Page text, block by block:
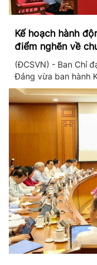
Kế hoạch hành
điểm nghẽn về
Đảng
(ĐCSVN) - Ban Chỉ
Đảng vừa ban hành